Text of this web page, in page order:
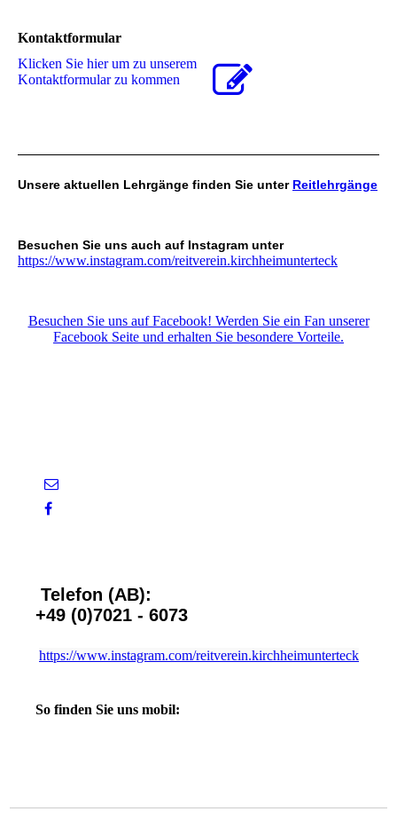
Kontaktformular
Klicken Sie hier um zu unserem
Kon­takt­for­mu­lar zu kommen
Unsere aktuellen Lehrgänge finden Sie unter Reitlehrgänge
Besuchen Sie uns auch auf Instagram unter
https://www.instagram.com/reitverein.kirchheimunterteck
Besuchen Sie uns auf Facebook! Werden Sie ein Fan unserer
Facebook Seite und erhalten Sie besondere Vorteile.
Telefon (AB):
+49 (0)7021 - 6073
https://www.instagram.com/reitverein.kirchheimunterteck
So finden Sie uns mobil: